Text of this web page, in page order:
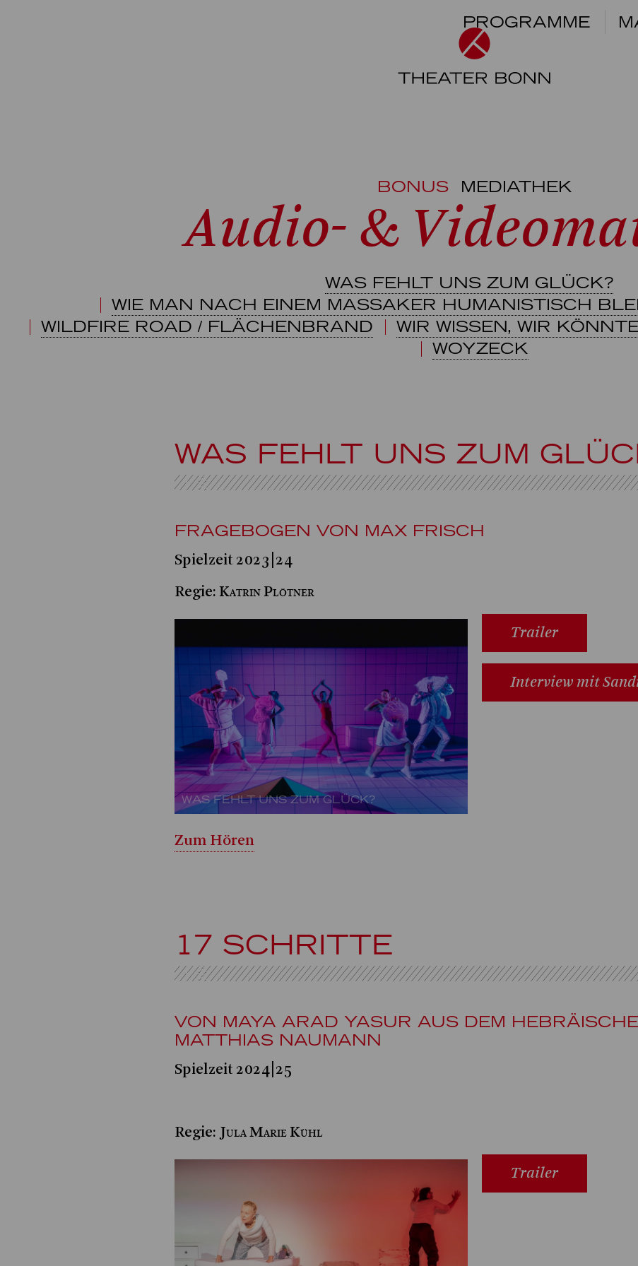
PROGRAMME
BONUS MEDIATHEK
Audio- &
WAS FEHLT UNS ZUM GLÜCK?
WIE MAN NACH EINEM MASSAKER HUMANISTISCH
WILDFIRE ROAD / FLÄCHENBRAND
WIR WISSEN, WIR
WOYZECK
WAS FEHLT UNS ZUM
FRAGEBOGEN VON MAX FRISCH
Spielzeit 2023|24
Regie:Katrin Plötner
WAS FEHLT UNS ZUM GLÜCK?
Zum Hören
Trailer
Interview mit
17 SCHRITTE
VON MAYA ARAD YASUR AUS DEM
MATTHIAS NAUMANN
Spielzeit 2024|25
Regie:Jula Marie Kühl
Trailer